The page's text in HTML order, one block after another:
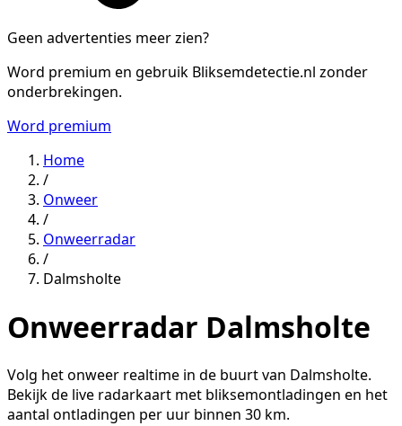
Geen advertenties meer zien?
Word premium en gebruik Bliksemdetectie.nl zonder
onderbrekingen.
Word premium
Home
/
Onweer
/
Onweerradar
/
Dalmsholte
Onweerradar Dalmsholte
Volg het onweer realtime in de buurt van Dalmsholte.
Bekijk de live radarkaart met bliksemontladingen en het
aantal ontladingen per uur binnen 30 km.